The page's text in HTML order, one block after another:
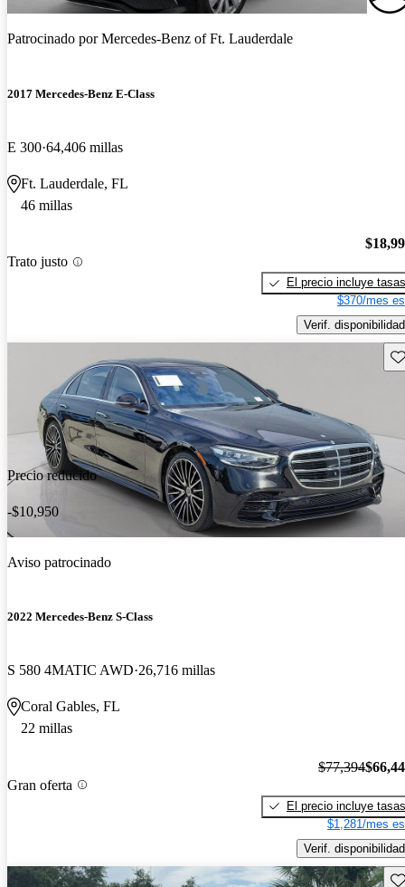
Patrocinado porMercedes-Benz of Ft. Lauderdale
2017 Mercedes-Benz E-Class
E 300 64,406 millas
Ft. Lauderdale, FL
46 millas
Trato justo
El precio incluye tasas
$370/mes
Verif. disponibilidad
Precio reducido
-$10,950
Aviso patrocinado
2022 Mercedes-Benz S-Class
S 580 4MATIC AWD 26,716 millas
Coral Gables, FL
22 millas
Gran oferta
$77,394
El precio incluye tasas
$1,281/mes
Verif. disponibilidad